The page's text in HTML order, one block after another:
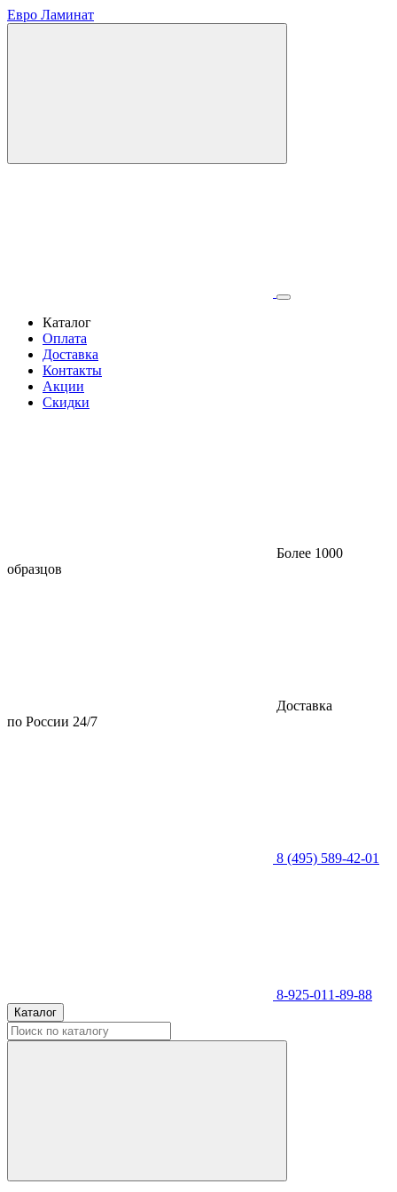
Евро Ламинат
Каталог
Оплата
Доставка
Контакты
Акции
Скидки
Более 1000
образцов
Доставка
по России 24/7
8 (495) 589-42-01
8-925-011-89-88
Каталог